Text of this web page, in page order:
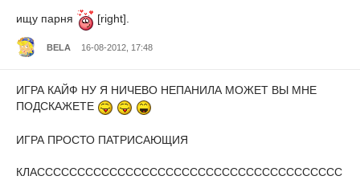
ищу парня [right].
BELA 16-08-2012, 17:48
ИГРА КАЙФ НУ Я НИЧЕВО НЕПАНИЛА МОЖЕТ ВЫ МНЕ
ПОДСКАЖЕТЕ
ИГРА ПРОСТО ПАТРИСАЮЩИЯ
КЛАСССССССССССССССССССССССССССССССССССССС